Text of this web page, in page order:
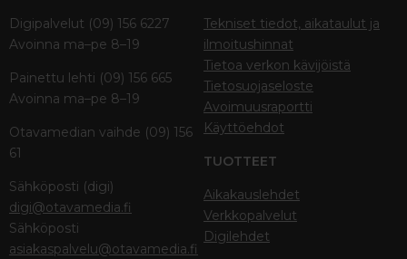
Digipalvelut (09) 156 6227
Avoinna ma–pe 8–19
Painettu lehti (09) 156 665
Avoinna ma–pe 8–19
Otavamedian vaihde (09) 156
61
Sähköposti (digi)
digi@otavamedia.fi
Sähköposti
asiakaspalvelu@otavamedia.fi
Tekniset tiedot, aikataulut ja
ilmoitushinnat
Tietoa verkon kävijöistä
Tietosuojaseloste
Avoimuusraportti
Käyttöehdot
TUOTTEET
Aikakauslehdet
Verkkopalvelut
Digilehdet